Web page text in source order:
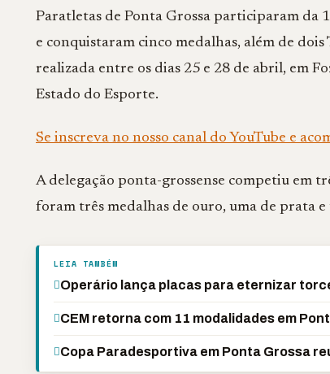
Paratletas de Ponta Grossa participaram da
e conquistaram cinco medalhas, além de
realizada entre os dias 25 e 28 de abril, em
Estado do Esporte.
Se inscreva no nosso canal do YouTube e
A delegação ponta-grossense competiu em
foram três medalhas de ouro, uma de prata e
LEIA TAMBÉM
Operário lança placas para eternizar
CEM retorna com 11 modalidades em
Copa Paradesportiva em Ponta Grossa